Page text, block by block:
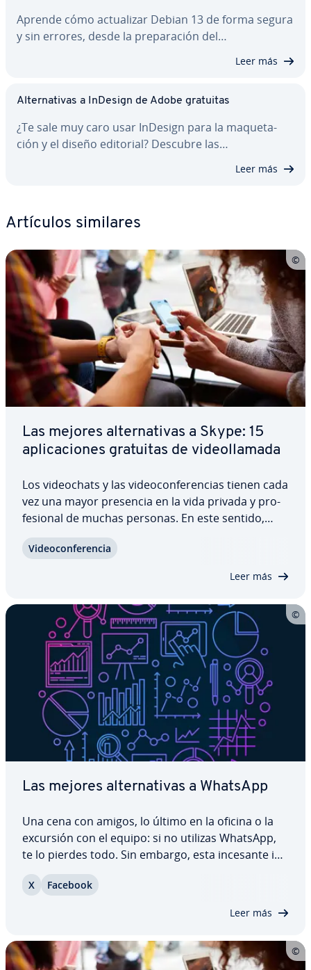
Aprende cómo ac­tua­li­zar Debian 13 de forma segura
y sin errores, desde la pre­pa­ra­ción del…
Leer más
Al­te­r­na­ti­vas a InDesign de Adobe gratuitas
¿Te sale muy caro usar InDesign para la ma­que­ta­
ción y el diseño editorial? Descubre las…
Leer más
Artículos similares
Las mejores al­te­r­na­ti­vas a Skype: 15
apli­ca­cio­nes gratuitas de vi­deo­lla­ma­da
Los vi­deo­chats y las vi­deo­co­n­fe­re­n­cias tienen cada
vez una mayor presencia en la vida privada y pro­
fe­sio­nal de muchas personas. En este sentido,
ámbito de la vi­deo­te­le­fo­nía por ordenador. Sin
Vi­deo­co­n­fe­re­n­cia
Leer más
Las mejores al­te­r­na­ti­vas a WhatsApp
Una cena con amigos, lo último en la oficina o la
excursión con el equipo: si no utilizas WhatsApp,
te lo pierdes todo. Sin embargo, esta incesante in­
tes. En pa­r­ti­cu­lar, desde que WhatsApp comparte
X Facebook
Leer más